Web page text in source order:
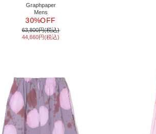
Graphpaper
Mens
30%OFF
63,800円(税込)
44,660円(税込)